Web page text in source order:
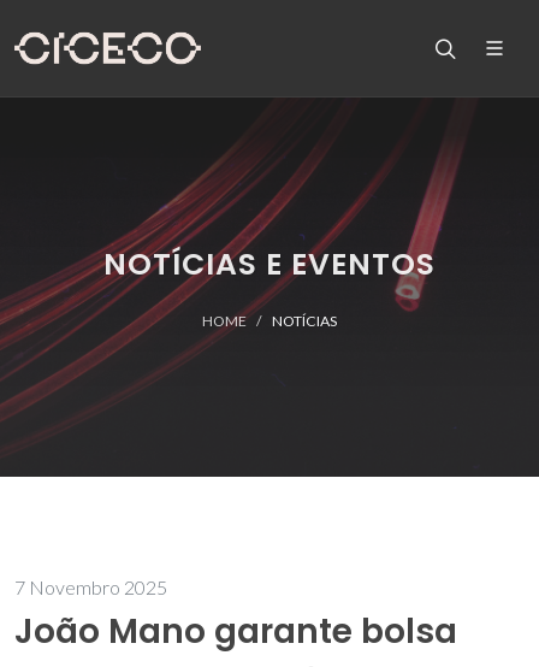
NOTÍCIAS E EVENTOS
HOME NOTÍCIAS
7 Novembro 2025
João Mano garante bolsa